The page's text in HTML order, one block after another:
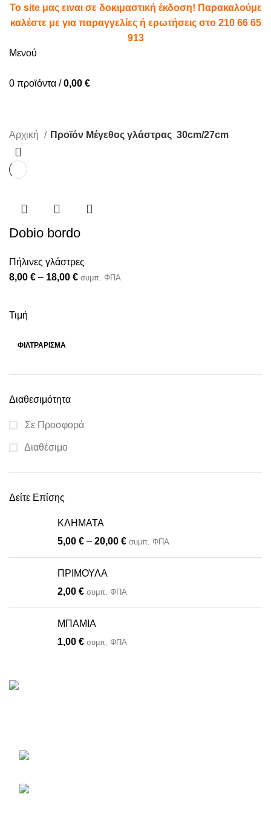
To site μας ειναι σε δοκιμαστική έκδοση! Παρακαλούμε
καλέστε με για παραγγελίες ή ερωτήσεις στο 210 66 65
913
Μενού
0 προϊόντα / 0,00 €
Τιμή
ΦΙΛΤΡΆΡΙΣΜΑ
Διαθεσιμότητα
Σε Προσφορά
Διαθέσιμο
Δείτε Επίσης
ΚΛΗΜΑΤΑ
5,00 € – 20,00 € συμπ. ΦΠΑ
ΠΡΙΜΟΥΛΑ
2,00 € συμπ. ΦΠΑ
ΜΠΑΜΙΑ
1,00 € συμπ. ΦΠΑ
Αρχική Προϊόν Μέγεθος γλάστρας 30cm/27cm
Dobio bordo
Πήλινες γλάστρες
8,00 € – 18,00 € συμπ. ΦΠΑ